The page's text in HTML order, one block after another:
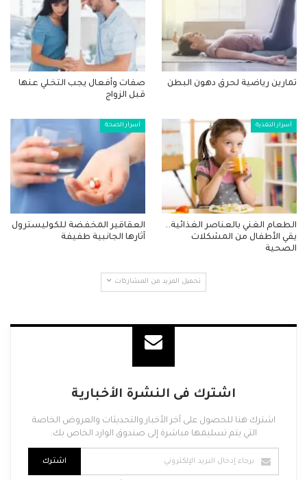
تمارين رياضية لحرق دهون البطن
صفات وأفعال يجب التخلي عنها
قبل الزواج
أسرار التغذية
الطعام الغني بالعناصر الغذائية..
يقي الأطفال من المشكلات
الصحية
أسرار الصحة
العقاقير المخفضة للكوليسترول
آثارها الجانبية طفيفة
تحميل المزيد من المشاركات
اشترك فى النشرة الأخبارية
اشترك هنا للحصول على آخر الأخبار والتحديثات والعروض الخاصة
التي يتم تسليمها مباشرة إلى صندوق الوارد الخاص بك.
اشترك